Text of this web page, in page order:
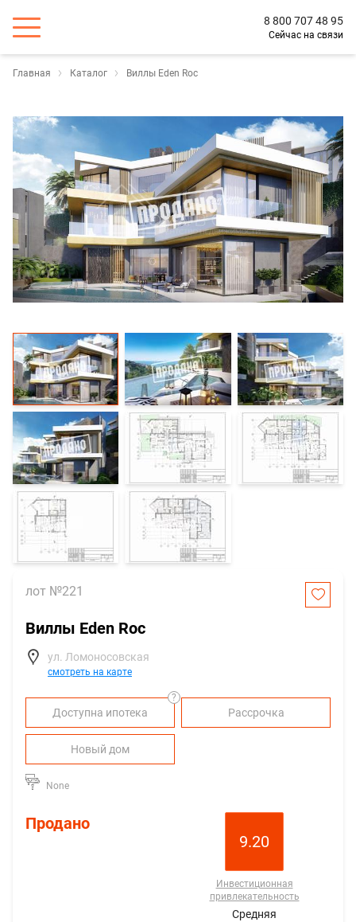
8 800 707 48 95
Сейчас на связи
Главная Каталог Виллы Eden Roc
лот №221
Виллы Eden Roc
ул. Ломоносовская
смотреть на карте
?
Доступна ипотека Рассрочка
Новый дом
None
Продано
9.20
Инвестиционная
привлекательность
Средняя